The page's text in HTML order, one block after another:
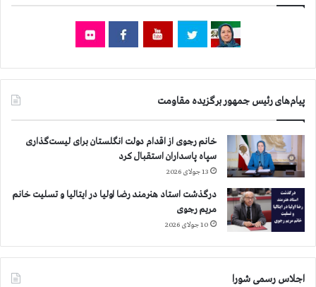
پیام‌های رئیس جمهور برگزیده مقاومت
خانم رجوی از اقدام دولت انگلستان برای لیست‌گذاری
سپاه پاسداران استقبال کرد
13 جولای 2026
درگذشت استاد هنرمند رضا اولیا در ایتالیا و تسلیت خانم
مریم رجوی
10 جولای 2026
اجلاس رسمی شورا